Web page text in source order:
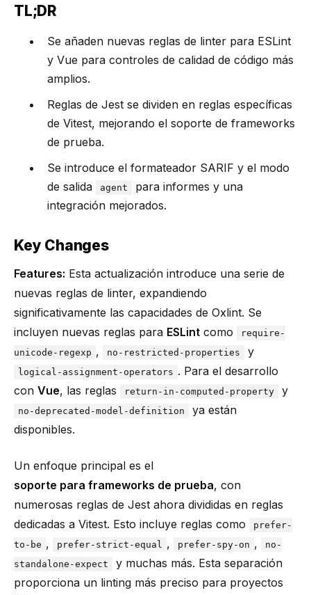
TL;DR
Se añaden nuevas reglas de linter para ESLint
y Vue para controles de calidad de código más
amplios.
Reglas de Jest se dividen en reglas específicas
de Vitest, mejorando el soporte de frameworks
de prueba.
Se introduce el formateador SARIF y el modo
de salida
agent
para informes y una
integración mejorados.
Key Changes
Features: Esta actualización introduce una serie de
nuevas reglas de linter, expandiendo
significativamente las capacidades de Oxlint. Se
incluyen nuevas reglas para ESLint como
require-
unicode-regexp , no-restricted-properties y
logical-assignment-operators . Para el desarrollo
con Vue, las reglas return-in-computed-property y
no-deprecated-model-definition
ya están
disponibles.
Un enfoque principal es el
soporte para frameworks de prueba, con
numerosas reglas de Jest ahora divididas en reglas
dedicadas a Vitest. Esto incluye reglas como
prefer-
to-be , prefer-strict-equal , prefer-spy-on ,
no-
standalone-expect
y muchas más. Esta separación
proporciona un linting más preciso para proyectos